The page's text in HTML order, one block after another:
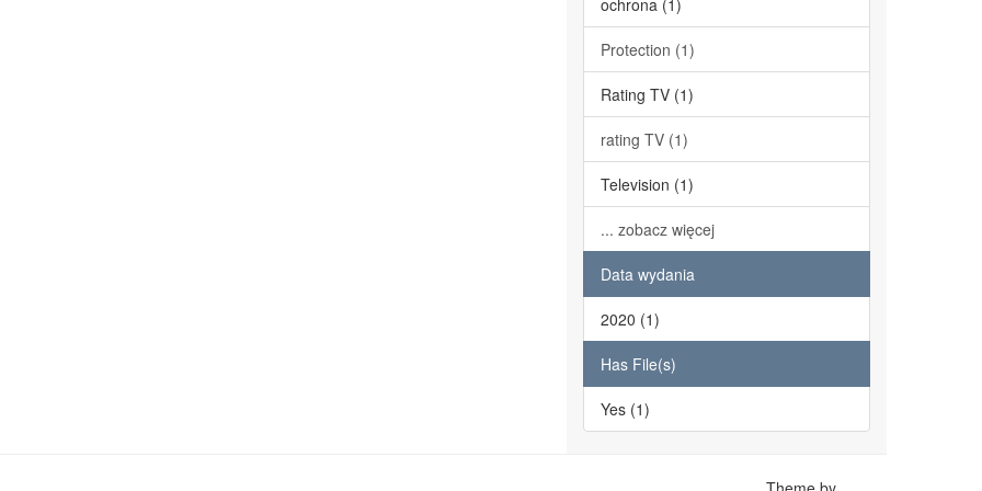
ochrona (1)
Protection (1)
Rating TV (1)
rating TV (1)
Television (1)
... zobacz więcej
Data wydania
2020 (1)
Has File(s)
Yes (1)